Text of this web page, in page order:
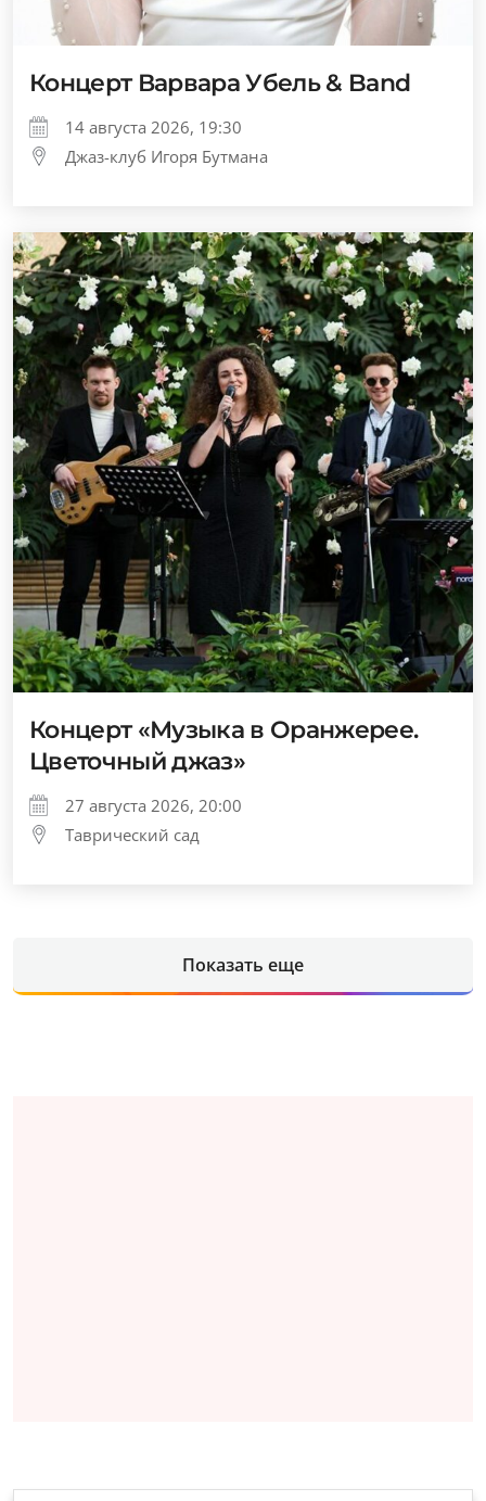
Концерт Варвара Убель & Band
14 августа 2026, 19:30
Джаз-клуб Игоря Бутмана
Концерт «Музыка в Оранжерее.
Цветочный джаз»
27 августа 2026, 20:00
Таврический сад
Показать еще